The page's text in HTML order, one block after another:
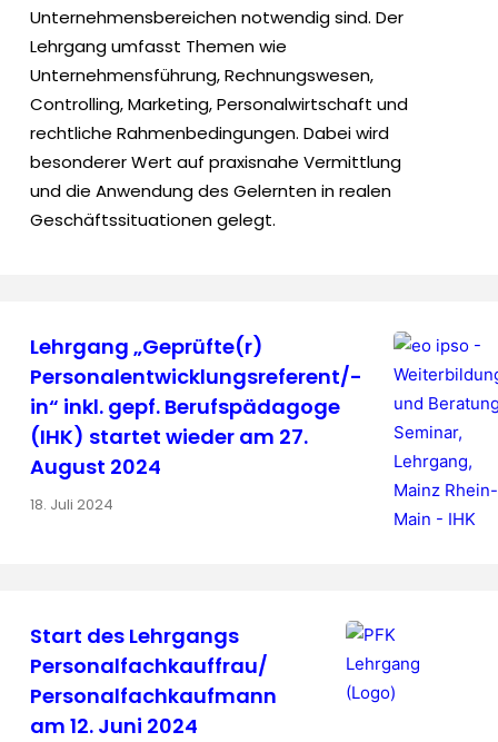
Unternehmensbereichen notwendig sind. Der
Lehrgang umfasst Themen wie
Unternehmensführung, Rechnungswesen,
Controlling, Marketing, Personalwirtschaft und
rechtliche Rahmenbedingungen. Dabei wird
besonderer Wert auf praxisnahe Vermittlung
und die Anwendung des Gelernten in realen
Geschäftssituationen gelegt.
Lehrgang „Geprüfte(r)
Personalentwicklungsreferent/-
in“ inkl. gepf. Berufspädagoge
(IHK) startet wieder am 27.
August 2024
18. Juli 2024
Start des Lehrgangs
Personalfachkauffrau/
Personalfachkaufmann
am 12. Juni 2024